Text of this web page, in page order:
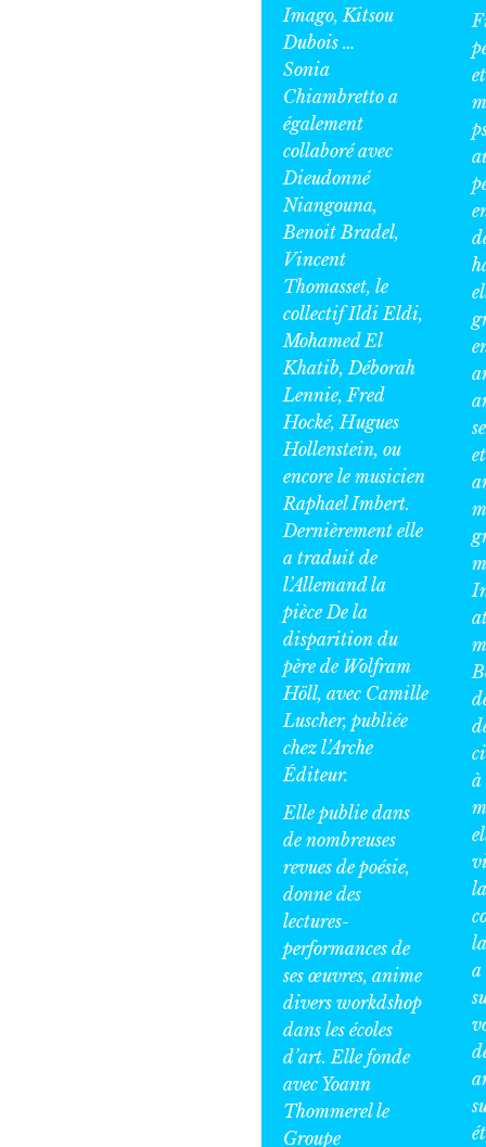
Imago, Kitsou
Dubois …
Sonia
Chiambretto a
également
collaboré avec
Dieudonné
Niangouna,
Benoit Bradel,
Vincent
Thomasset, le
collectif Ildi Eldi,
Mohamed El
Khatib, Déborah
Lennie, Fred
Hocké, Hugues
Hollenstein, ou
encore le musicien
Raphael Imbert.
Dernièrement elle
a traduit de
l’Allemand la
pièce De la
disparition du
père de Wolfram
Höll, avec Camille
Luscher, publiée
chez l’Arche
Éditeur.
Elle publie dans
de nombreuses
revues de poésie,
donne des
lectures-
performances de
ses œuvres, anime
divers workdshop
dans les écoles
d’art. Elle fonde
avec Yoann
Thommerel le
Groupe
à
la
a